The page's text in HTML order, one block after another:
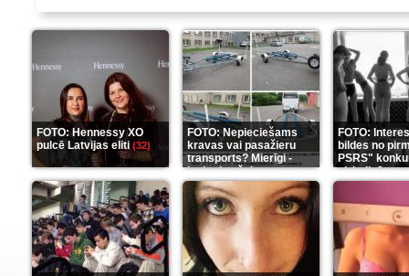
FOTO: Hennessy XO
pulcē Latvijas eliti(32)
FOTO: Nepieciešams
kravas vai pasažieru
transports? Mierīgi -
ieskaties šeit(35)
FOTO:
bildes no
PSRS"
aizkulisēm